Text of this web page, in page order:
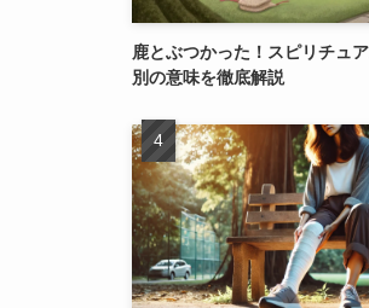
鹿とぶつかった！スピリチュ
別の意味を徹底解説